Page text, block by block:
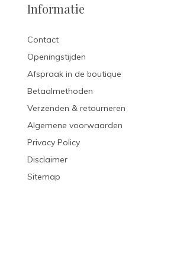
Informatie
Contact
Openingstijden
Afspraak in de boutique
Betaalmethoden
Verzenden & retourneren
Algemene voorwaarden
Privacy Policy
Disclaimer
Sitemap